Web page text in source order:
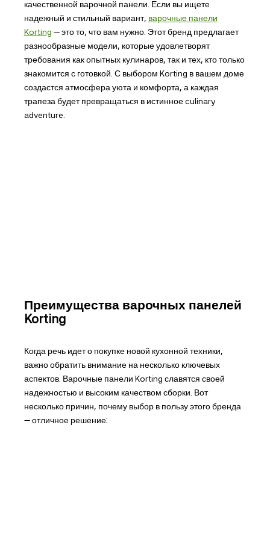
качественной варочной панели. Если вы ищете
надежный и стильный вариант, варочные панели
Korting — это то, что вам нужно. Этот бренд предлагает
разнообразные модели, которые удовлетворят
требования как опытных кулинаров, так и тех, кто только
знакомится с готовкой. С выбором Korting в вашем доме
создастся атмосфера уюта и комфорта, а каждая
трапеза будет превращаться в истинное culinary
adventure.
Преимущества варочных панелей
Korting
Когда речь идет о покупке новой кухонной техники,
важно обратить внимание на несколько ключевых
аспектов. Варочные панели Korting славятся своей
надежностью и высоким качеством сборки. Вот
несколько причин, почему выбор в пользу этого бренда
— отличное решение: